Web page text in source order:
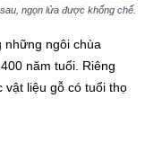
ngọn lửa được khống chế.
những ngôi chùa
năm tuổi. Riêng
vật liệu gỗ có tuổi thọ